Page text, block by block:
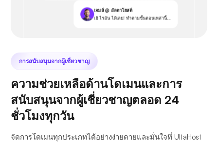
เจมส์ @ อัลตาโฮสต์
เฮ้ ไรอัน ได้เลย! ทำตามขั้นตอนเหล่านี้...
การสนับสนุนจากผู้เชี่ยวชาญ
ความช่วยเหลือด้านโดเมนและการ
สนับสนุนจากผู้เชี่ยวชาญตลอด 24
ชั่วโมงทุกวัน
จัดการโดเมนทุกประเภทได้อย่างง่ายดายและมั่นใจที่ UltaHost